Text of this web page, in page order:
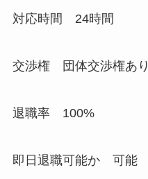
対応時間 24時間
交渉権 団体交渉権あり
退職率 100%
即日退職可能か 可能